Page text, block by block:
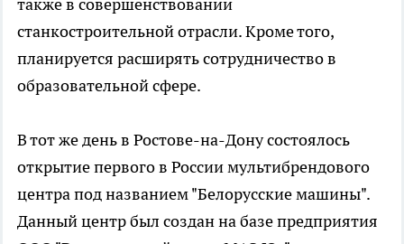
также в совершенствовании
станкостроительной отрасли. Кроме того,
планируется расширять сотрудничество в
образовательной сфере.
В тот же день в Ростове-на-Дону состоялось
открытие первого в России мультибрендового
центра под названием "Белорусские машины".
Данный центр был создан на базе предприятия